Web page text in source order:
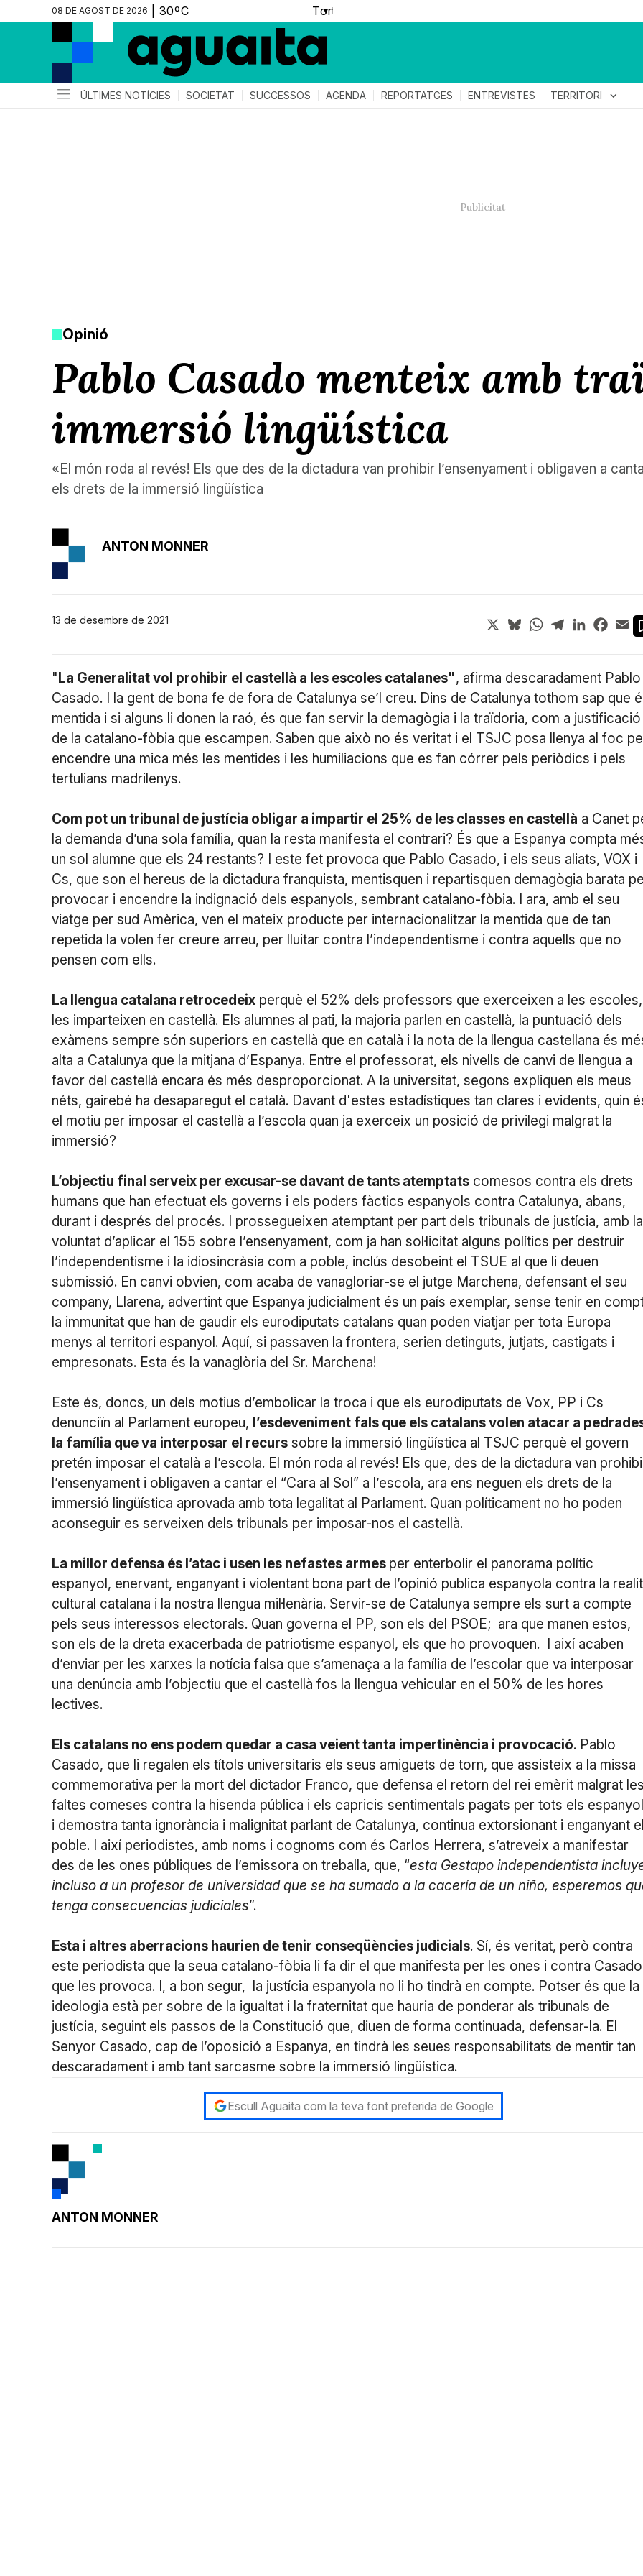
08 DE AGOST DE 2026 ▼
ÚLTIMES NOTÍCIES SOCIETAT SUCCESSOS AGENDA REPORTATGES ENTREVISTES TERRITORI expand_more
Opinió
Pablo Casado menteix amb
immersió lingüística
«El món roda al revés! Els que des de la dictadura van prohibir l’ensenyament i obligaven a
els drets de la immersió lingüística
ANTON MONNER
13 de desembre de 2021 X BlueskyWhatsApp
TelegramLinkedIn
" La Generalitat vol prohibir el castellà a les escoles catalanes", afirma descaradament Pablo
Casado. I la gent de bona fe de fora de Catalunya se’l creu. Dins de Catalunya tothom sap que
mentida i si alguns li donen la raó, és que fan servir la demagògia i la traïdoria, com a justificació
de la catalano-fòbia que escampen. Saben que això no és veritat i el TSJC posa llenya al foc
encendre una mica més les mentides i les humiliacions que es fan córrer pels periòdics i pels
tertulians madrilenys.
Com pot un tribunal de justícia obligar a impartir el 25% de les classes en castellà a Canet
la demanda d’una sola família, quan la resta manifesta el contrari? És que a Espanya compta
un sol alumne que els 24 restants? I este fet provoca que Pablo Casado, i els seus aliats, VOX i
Cs, que son el hereus de la dictadura franquista, mentisquen i repartisquen demagògia barata
provocar i encendre la indignació dels espanyols, sembrant catalano-fòbia. I ara, amb el seu
viatge per sud Amèrica, ven el mateix producte per internacionalitzar la mentida que de tan
repetida la volen fer creure arreu, per lluitar contra l’independentisme i contra aquells que no
pensen com ells.
La llengua catalana retrocedeix perquè el 52% dels professors que exerceixen a les escoles,
les imparteixen en castellà. Els alumnes al pati, la majoria parlen en castellà, la puntuació dels
exàmens sempre són superiors en castellà que en català i la nota de la llengua castellana és
alta a Catalunya que la mitjana d’Espanya. Entre el professorat, els nivells de canvi de llengua a
favor del castellà encara és més desproporcionat. A la universitat, segons expliquen els meus
néts, gairebé ha desaparegut el català. Davant d'estes estadístiques tan clares i evidents, quin
el motiu per imposar el castellà a l’escola quan ja exerceix un posició de privilegi malgrat la
immersió?
L’objectiu final serveix per excusar-se davant de tants atemptats comesos contra els drets
humans que han efectuat els governs i els poders fàctics espanyols contra Catalunya, abans,
durant i després del procés. I prossegueixen atemptant per part dels tribunals de justícia, amb la
voluntat d’aplicar el 155 sobre l’ensenyament, com ja han sol·licitat alguns polítics per destruir
l’independentisme i la idiosincràsia com a poble, inclús desobeint el TSUE al que li deuen
submissió. En canvi obvien, com acaba de vanagloriar-se el jutge Marchena, defensant el seu
company, Llarena, advertint que Espanya judicialment és un país exemplar, sense tenir en
la immunitat que han de gaudir els eurodiputats catalans quan poden viatjar per tota Europa
menys al territori espanyol. Aquí, si passaven la frontera, serien detinguts, jutjats, castigats i
empresonats. Esta és la vanaglòria del Sr. Marchena!
Este és, doncs, un dels motius d’embolicar la troca i que els eurodiputats de Vox, PP i Cs
denunciïn al Parlament europeu, l’esdeveniment fals que els catalans volen atacar a
la família que va interposar el recurs sobre la immersió lingüística al TSJC perquè el govern
pretén imposar el català a l’escola. El món roda al revés! Els que, des de la dictadura van
l’ensenyament i obligaven a cantar el “Cara al Sol” a l’escola, ara ens neguen els drets de la
immersió lingüística aprovada amb tota legalitat al Parlament. Quan políticament no ho poden
aconseguir es serveixen dels tribunals per imposar-nos el castellà.
La millor defensa és l’atac i usen les nefastes armes per enterbolir el panorama polític
espanyol, enervant, enganyant i violentant bona part de l’opinió publica espanyola contra la
cultural catalana i la nostra llengua mil·lenària. Servir-se de Catalunya sempre els surt a compte
pels seus interessos electorals. Quan governa el PP, son els del PSOE; ara que manen estos,
son els de la dreta exacerbada de patriotisme espanyol, els que ho provoquen. I així acaben
d’enviar per les xarxes la notícia falsa que s’amenaça a la família de l’escolar que va interposar
una denúncia amb l’objectiu que el castellà fos la llengua vehicular en el 50% de les hores
lectives.
Els catalans no ens podem quedar a casa veient tanta impertinència i provocació. Pablo
Casado, que li regalen els títols universitaris els seus amiguets de torn, que assisteix a la missa
commemorativa per la mort del dictador Franco, que defensa el retorn del rei emèrit malgrat les
faltes comeses contra la hisenda pública i els capricis sentimentals pagats per tots els
i demostra tanta ignorància i malignitat parlant de Catalunya, continua extorsionant i enganyant el
poble. I així periodistes, amb noms i cognoms com és Carlos Herrera, s’atreveix a manifestar
des de les ones públiques de l’emissora on treballa, que, “esta Gestapo independentista
incluso a un profesor de universidad que se ha sumado a la cacería de un niño, esperemos
tenga consecuencias judiciales”.
Esta i altres aberracions haurien de tenir conseqüències judicials. Sí, és veritat, però contra
este periodista que la seua catalano-fòbia li fa dir el que manifesta per les ones i contra Casado
que les provoca. I, a bon segur, la justícia espanyola no li ho tindrà en compte. Potser és que la
ideologia està per sobre de la igualtat i la fraternitat que hauria de ponderar als tribunals de
justícia, seguint els passos de la Constitució que, diuen de forma continuada, defensar-la. El
Senyor Casado, cap de l’oposició a Espanya, en tindrà les seues responsabilitats de mentir tan
descaradament i amb tant sarcasme sobre la immersió lingüística.
Escull Aguaita com la teva font preferida de Google
ANTON MONNER